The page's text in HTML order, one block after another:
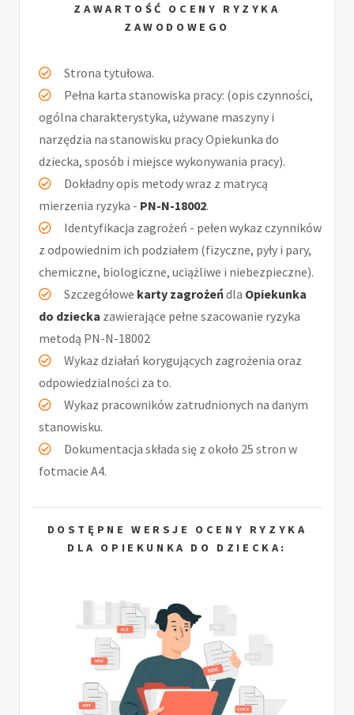
ZAWARTOŚĆ OCENY RYZYKA
ZAWODOWEGO
Strona tytułowa.
Pełna karta stanowiska pracy: (opis czynności,
ogólna charakterystyka, używane maszyny i
narzędzia na stanowisku pracy Opiekunka do
dziecka, sposób i miejsce wykonywania pracy).
Dokładny opis metody wraz z matrycą
mierzenia ryzyka - PN-N-18002.
Identyfikacja zagrożeń - pełen wykaz czynników
z odpowiednim ich podziałem (fizyczne, pyły i pary,
chemiczne, biologiczne, uciążliwe i niebezpieczne).
Szczegółowe karty zagrożeńdla Opiekunka
do dziecka zawierające pełne szacowanie ryzyka
metodą PN-N-18002
Wykaz działań korygujących zagrożenia oraz
odpowiedzialności za to.
Wykaz pracowników zatrudnionych na danym
stanowisku.
Dokumentacja składa się z około 25 stron w
fotmacie A4.
DOSTĘPNE WERSJE OCENY RYZYKA
DLA OPIEKUNKA DO DZIECKA: